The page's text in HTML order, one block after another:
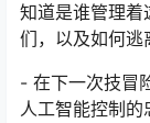
知道是谁管理着
们，以及如何逃
- 在下一次技冒
人工智能控制